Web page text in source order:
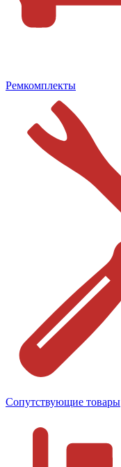
Ремкомплекты
Сопутствующие товары